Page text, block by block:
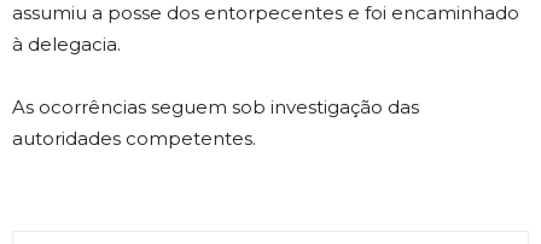
assumiu a posse dos entorpecentes e foi encaminhado
à delegacia.
As ocorrências seguem sob investigação das
autoridades competentes.